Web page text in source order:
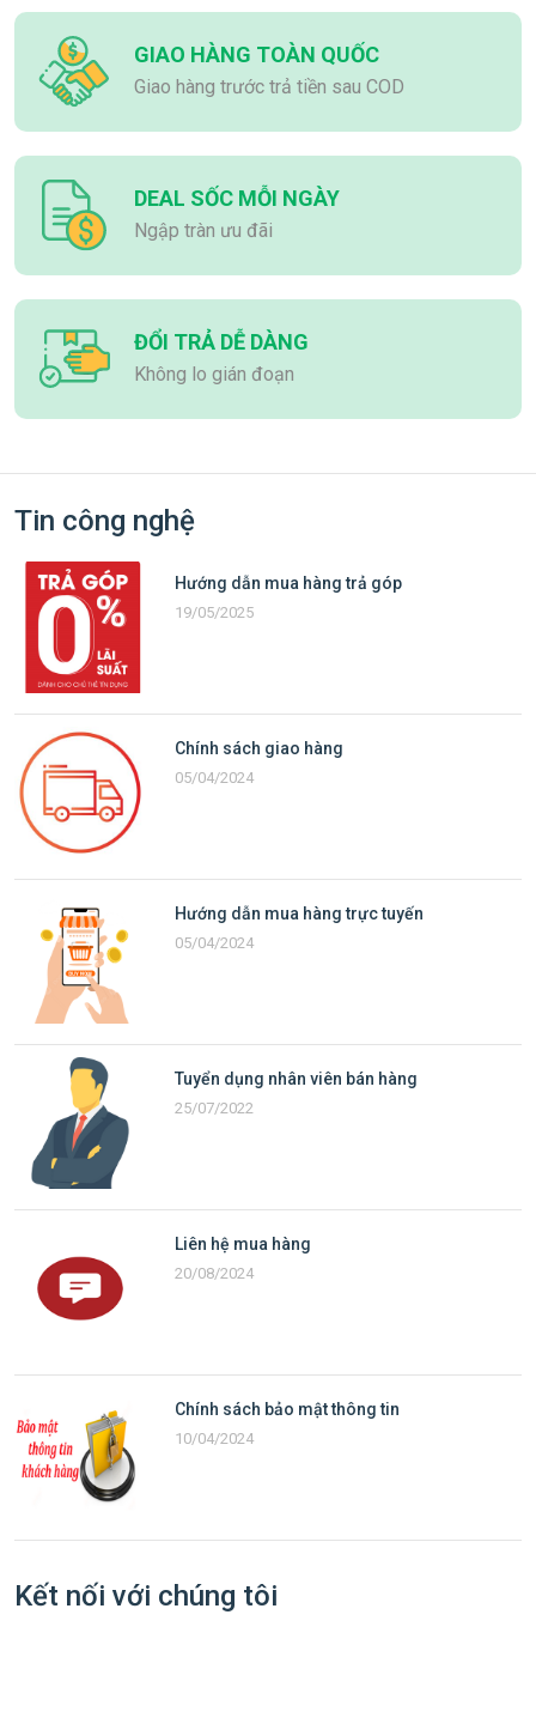
GIAO HÀNG TOÀN QUỐC
Giao hàng trước trả tiền sau COD
DEAL SỐC MỖI NGÀY
Ngập tràn ưu đãi
ĐỔI TRẢ DỄ DÀNG
Không lo gián đoạn
Tin công nghệ
Hướng dẫn mua hàng trả góp
19/05/2025
Chính sách giao hàng
05/04/2024
Hướng dẫn mua hàng trực tuyến
05/04/2024
Tuyển dụng nhân viên bán hàng
25/07/2022
Liên hệ mua hàng
20/08/2024
Chính sách bảo mật thông tin
10/04/2024
Kết nối với chúng tôi